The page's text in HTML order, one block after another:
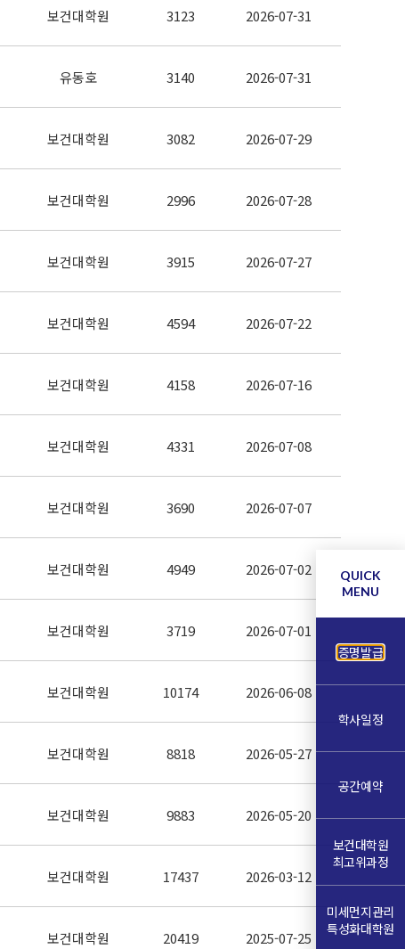
보건대학원 3123 2026-07-31
유동호 3140 2026-07-31
보건대학원 3082 2026-07-29
보건대학원 2996 2026-07-28
보건대학원 3915 2026-07-27
보건대학원 4594 2026-07-22
보건대학원 4158 2026-07-16
보건대학원 4331 2026-07-08
보건대학원 3690 2026-07-07
보건대학원 4949 2026-07-02
보건대학원 3719 2026-07-01
보건대학원 10174 2026-06-08
보건대학원 8818 2026-05-27
보건대학원 9883 2026-05-20
보건대학원 17437 2026-03-12
보건대학원 20419 2025-07-25
QUICK
MENU
증명발급
학사일정
공간예약
보건대학원
최고위과정
미세먼지관리
특성화대학원